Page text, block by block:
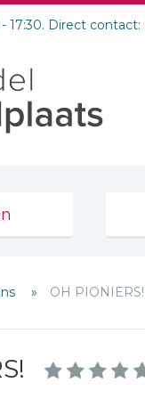
17:30. Direct contact:
2026
OH PIONIERS!